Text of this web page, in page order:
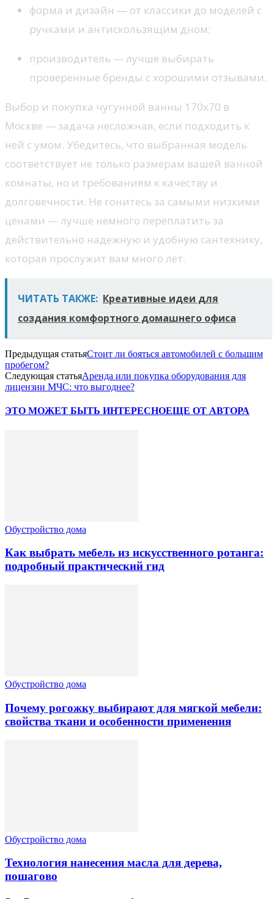
форма и дизайн — от классики до моделей с
ручками и антискользящим дном;
производитель — лучше выбирать
проверенные бренды с хорошими отзывами.
Выбор и покупка чугунной ванны 170х70 в
Москве — задача несложная, если подходить к
ней с умом. Убедитесь, что выбранная модель
соответствует не только размерам вашей ванной
комнаты, но и требованиям к качеству и
долговечности. Не гонитесь за самыми низкими
ценами — лучше немного переплатить за
действительно надежную и удобную сантехнику,
которая прослужит вам много лет.
ЧИТАТЬ ТАКЖЕ: Креативные идеи для
создания комфортного домашнего офиса
Предыдущая статьяСтоит ли бояться автомобилей с большим
пробегом?
Следующая статьяАренда или покупка оборудования для
лицензии МЧС: что выгоднее?
ЭТО МОЖЕТ БЫТЬ ИНТЕРЕСНОЕЩЕ ОТ АВТОРА
Обустройство дома
Как выбрать мебель из искусственного ротанга:
подробный практический гид
Обустройство дома
Почему рогожку выбирают для мягкой мебели:
свойства ткани и особенности применения
Обустройство дома
Технология нанесения масла для дерева,
пошагово